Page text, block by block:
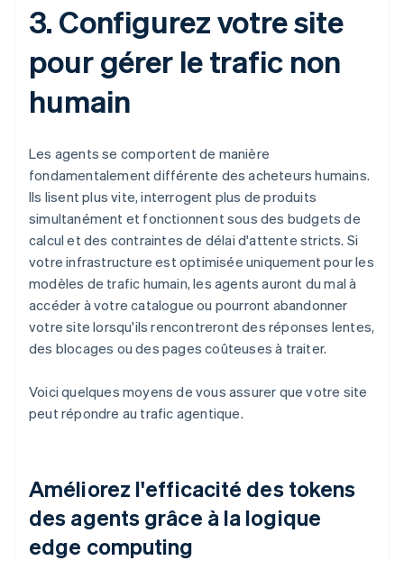
3. Configurez votre site
pour gérer le trafic non
humain
Les agents se comportent de manière
fondamentalement différente des acheteurs humains.
Ils lisent plus vite, interrogent plus de produits
simultanément et fonctionnent sous des budgets de
calcul et des contraintes de délai d'attente stricts. Si
votre infrastructure est optimisée uniquement pour les
modèles de trafic humain, les agents auront du mal à
accéder à votre catalogue ou pourront abandonner
votre site lorsqu'ils rencontreront des réponses lentes,
des blocages ou des pages coûteuses à traiter.
Voici quelques moyens de vous assurer que votre site
peut répondre au trafic agentique.
Améliorez l'efficacité des tokens
des agents grâce à la logique
edge computing